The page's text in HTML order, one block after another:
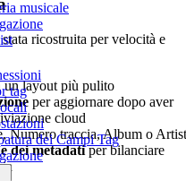
musicale
tag
dei Campi Tag
ricostruita per velocità e
un layout più pulito
per aggiornare dopo aver
cloud
Numero traccia, Album o
dei metadatiper bilanciare